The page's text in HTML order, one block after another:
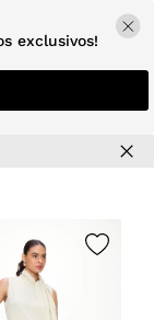
exclusivos!